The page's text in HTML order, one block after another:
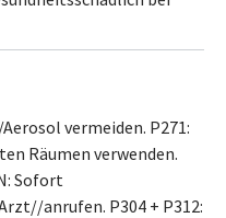
vermeiden. P271:
Räumen verwenden.
Sofort
Arzt//anrufen. P304 + P312: